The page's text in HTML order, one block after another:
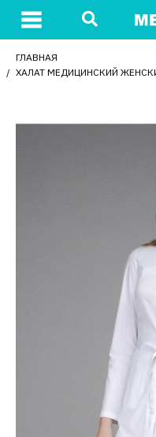
ГЛАВНАЯ
ХАЛАТ МЕДИЦИНСКИЙ